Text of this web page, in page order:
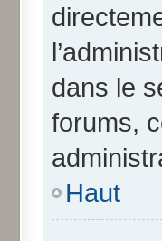
dans le
forums,
Haut